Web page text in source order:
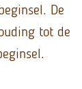
De
tot de